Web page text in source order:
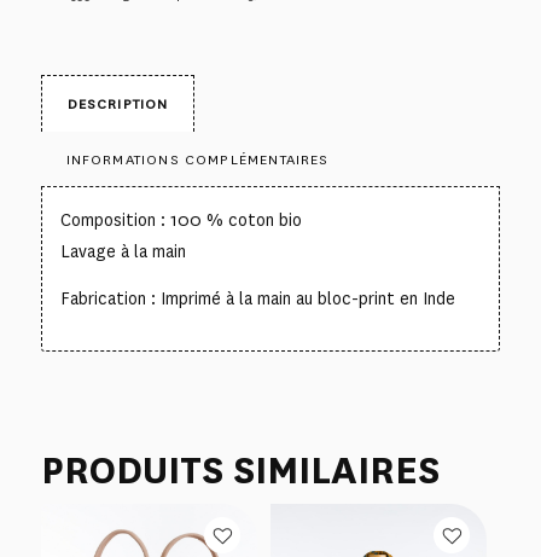
DESCRIPTION
INFORMATIONS COMPLÉMENTAIRES
Composition : 100 % coton bio
Lavage à la main
Fabrication : Imprimé à la main au bloc-print en Inde
PRODUITS SIMILAIRES